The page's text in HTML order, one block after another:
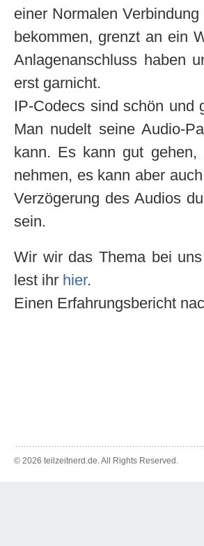
einer Normalen
bekommen, grenzt an ein
Anlagenanschluss haben
erst garnicht.
IP-Codecs sind schön und
Man nudelt seine Audio-
kann. Es kann gut
nehmen, es kann aber
Verzögerung des Audios
sein.
Wir wir das Thema bei
lest ihr hier.
Einen Erfahrungsbericht
© 2026 teilzeitnerd.de. All Rights Reserved.